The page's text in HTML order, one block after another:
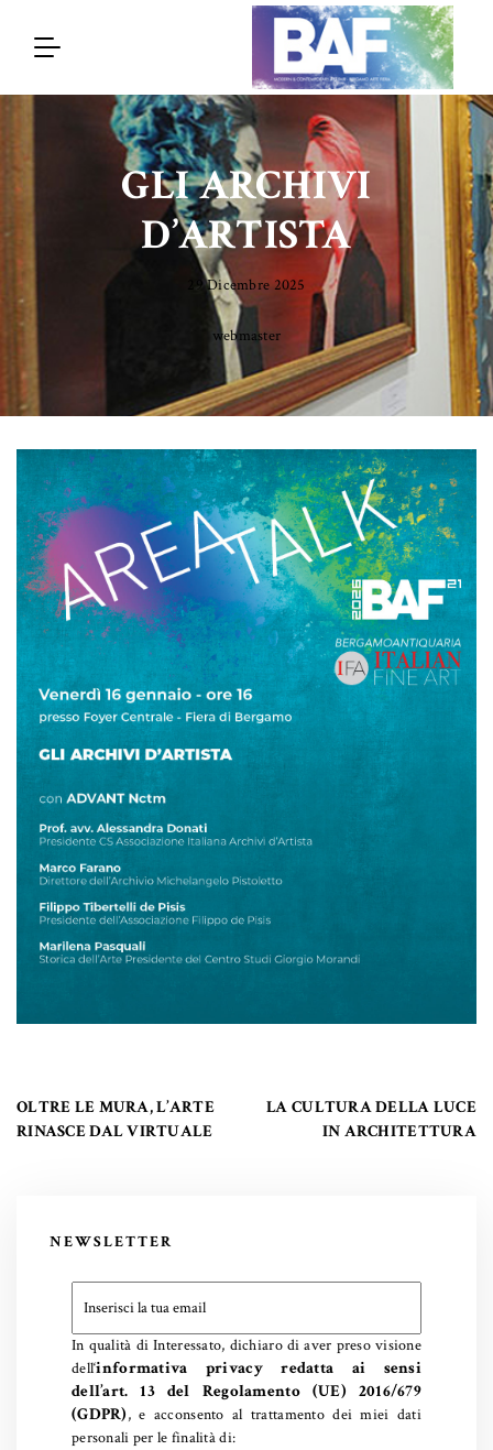
GLI ARCHIVI
D’ARTISTA
29 Dicembre 2025
webmaster
OLTRE LE MURA, L’ARTE
RINASCE DAL VIRTUALE
LA CULTURA DELLA LUCE
IN ARCHITETTURA
NEWSLETTER
In qualità di Interessato, dichiaro di aver preso visione
dell‘informativa privacy redatta ai sensi
dell’art. 13 del Regolamento (UE) 2016/679
(GDPR), e acconsento al trattamento dei miei dati
personali per le finalità di: